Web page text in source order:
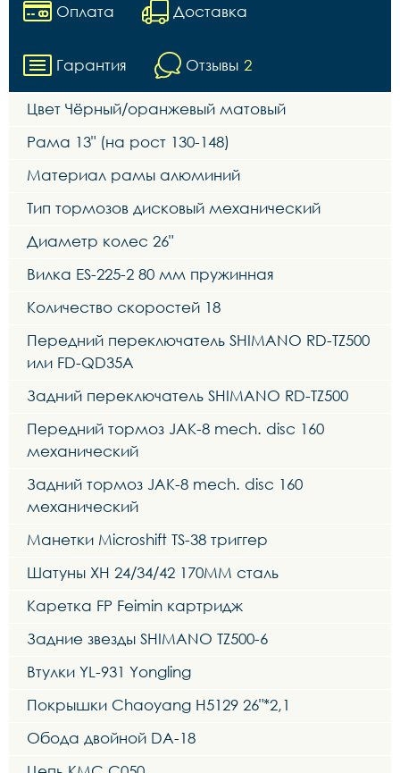
Оплата Доставка
Гарантия Отзывы 2
Цвет Чёрный/оранжевый матовый
Рама 13" (на рост 130-148)
Материал рамы алюминий
Тип тормозов дисковый механический
Диаметр колес 26"
Вилка ES-225-2 80 мм пружинная
Количество скоростей 18
Передний переключатель SHIMANO RD-TZ500
или FD-QD35A
Задний переключатель SHIMANO RD-TZ500
Передний тормоз JAK-8 mech. disc 160
механический
Задний тормоз JAK-8 mech. disc 160
механический
Манетки Microshift TS-38 триггер
Шатуны XH 24/34/42 170MM сталь
Каретка FP Feimin картридж
Задние звезды SHIMANO TZ500-6
Втулки YL-931 Yongling
Покрышки Chaoyang H5129 26"*2,1
Обода двойной DA-18